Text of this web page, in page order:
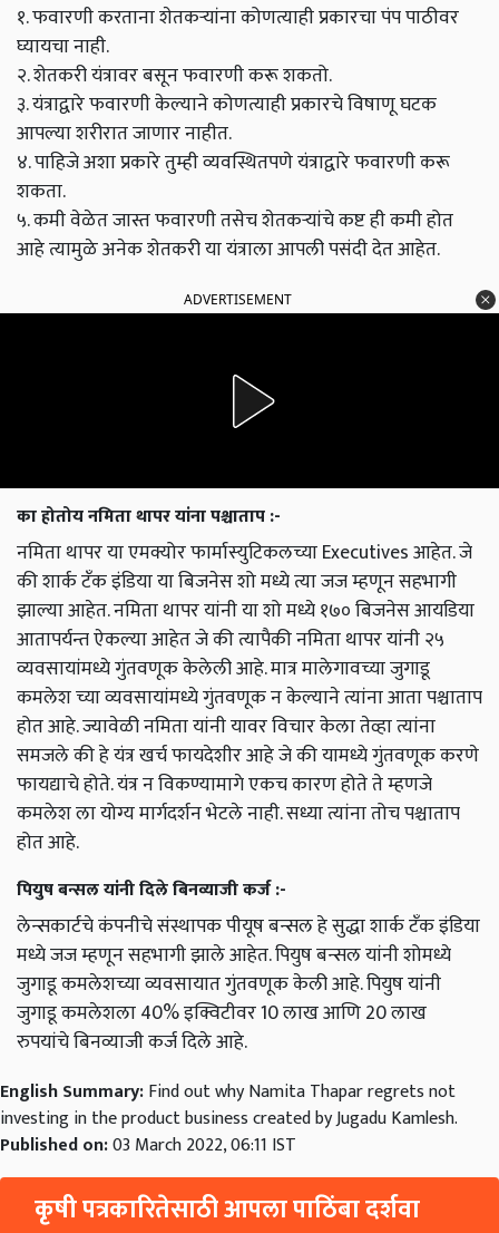
१. फवारणी करताना शेतकऱ्यांना कोणत्याही प्रकारचा पंप पाठीवर
घ्यायचा नाही.
२. शेतकरी यंत्रावर बसून फवारणी करू शकतो.
३. यंत्राद्वारे फवारणी केल्याने कोणत्याही प्रकारचे विषाणू घटक
आपल्या शरीरात जाणार नाहीत.
४. पाहिजे अशा प्रकारे तुम्ही व्यवस्थितपणे यंत्राद्वारे फवारणी करू
शकता.
५. कमी वेळेत जास्त फवारणी तसेच शेतकऱ्यांचे कष्ट ही कमी होत
आहे त्यामुळे अनेक शेतकरी या यंत्राला आपली पसंदी देत आहेत.
ADVERTISEMENT
का होतोय नमिता थापर यांना पश्चाताप :-
नमिता थापर या एमक्योर फार्मास्युटिकलच्या Executives आहेत. जे
की शार्क टॅंक इंडिया या बिजनेस शो मध्ये त्या जज म्हणून सहभागी
झाल्या आहेत. नमिता थापर यांनी या शो मध्ये १७० बिजनेस आयडिया
आतापर्यन्त ऐकल्या आहेत जे की त्यापैकी नमिता थापर यांनी २५
व्यवसायांमध्ये गुंतवणूक केलेली आहे. मात्र मालेगावच्या जुगाडू
कमलेश च्या व्यवसायांमध्ये गुंतवणूक न केल्याने त्यांना आता पश्चाताप
होत आहे. ज्यावेळी नमिता यांनी यावर विचार केला तेव्हा त्यांना
समजले की हे यंत्र खर्च फायदेशीर आहे जे की यामध्ये गुंतवणूक करणे
फायद्याचे होते. यंत्र न विकण्यामागे एकच कारण होते ते म्हणजे
कमलेश ला योग्य मार्गदर्शन भेटले नाही. सध्या त्यांना तोच पश्चाताप
होत आहे.
पियुष बन्सल यांनी दिले बिनव्याजी कर्ज :-
लेन्सकार्टचे कंपनीचे संस्थापक पीयूष बन्सल हे सुद्धा शार्क टॅंक इंडिया
मध्ये जज म्हणून सहभागी झाले आहेत. पियुष बन्सल यांनी शोमध्ये
जुगाडू कमलेशच्या व्यवसायात गुंतवणूक केली आहे. पियुष यांनी
जुगाडू कमलेशला 40% इक्विटीवर 10 लाख आणि 20 लाख
रुपयांचे बिनव्याजी कर्ज दिले आहे.
English Summary:Find out why Namita Thapar regrets not
investing in the product business created by Jugadu Kamlesh.
Published on:03 March 2022, 06:11 IST
कृषी पत्रकारितेसाठी आपला पाठिंबा दर्शवा